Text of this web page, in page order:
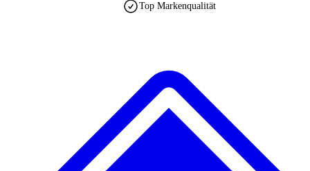
Top Markenqualität